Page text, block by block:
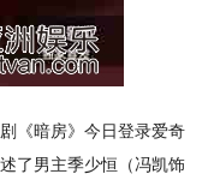
《暗房》今日登录爱奇
了男主季少恒（冯凯饰